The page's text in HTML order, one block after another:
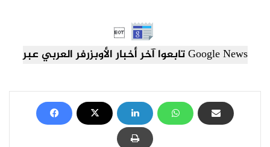

تابعوا آخر أخبار الأوبزرفر العربي عبر Google News